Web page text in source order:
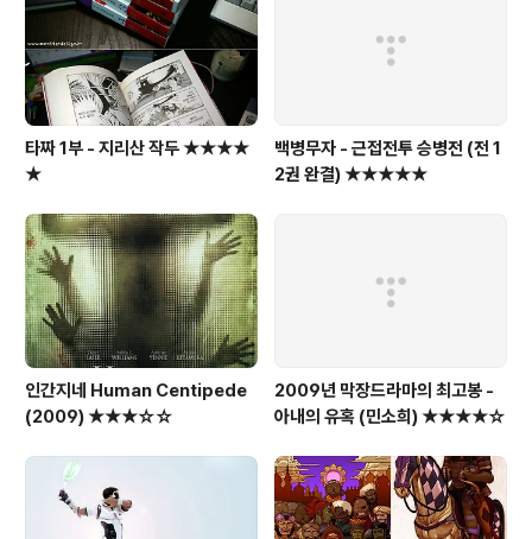
타짜 1부 - 지리산 작두 ★★★★
★
백병무자 - 근접전투 승병전 (전 1
2권 완결) ★★★★★
인간지네 Human Centipede
(2009) ★★★☆☆
2009년 막장드라마의 최고봉 -
아내의 유혹 (민소희) ★★★★☆